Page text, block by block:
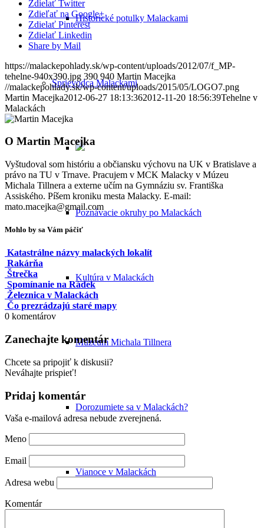
Historické potulky Malackami
Sprievodca Malackami
Poznávacie okruhy po Malackách
Kultúra v Malackách
Múzeum Michala Tillnera
Dorozumiete sa v Malackách?
Vianoce v Malackách
Zdielať Twitter
Zdieľať na Google+
Zdielať Pinterest
Zdielať Linkedin
Share by Mail
https://malackepohlady.sk/wp-content/uploads/2012/07/f_MP-
tehelne-940x390.jpg 390 940 Martin Macejka
//malackepohlady.sk/wp-content/uploads/2015/05/LOGO7.png
Martin Macejka2012-06-27 18:13:362012-11-20 18:56:39Tehelne v
Malackách
O Martin Macejka
Vyštudoval som históriu a občiansku výchovu na UK v Bratislave a
právo na TU v Trnave. Pracujem v MCK Malacky v Múzeu
Michala Tillnera a externe učím na Gymnáziu sv. Františka
Assiského. Píšem kroniku mesta Malacky. E-mail:
mato.macejka@gmail.com
Mohlo by sa Vám páčiť
Katastrálne názvy malackých lokalít
Rakárňa
Štrečka
Spomínanie na Rádek
Železnica v Malackách
Čo prezrádzajú staré mapy
0 komentárov
Zanechajte komentár
Chcete sa pripojiť k diskusii?
Neváhajte prispieť!
Pridaj komentár
Vaša e-mailová adresa nebude zverejnená.
Meno
Email
Adresa webu
Komentár